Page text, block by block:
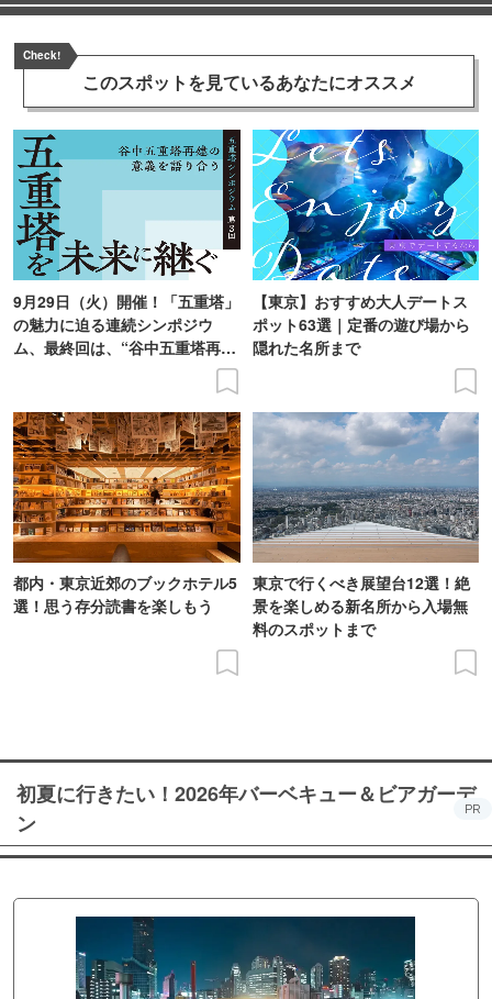
Check!
このスポットを見ているあなたにオススメ
9月29日（火）開催！「五重塔」
の魅力に迫る連続シンポジウ
ム、最終回は、“谷中五重塔再建
【東京】おすすめ大人デートス
ポット63選｜定番の遊び場から
隠れた名所まで
都内・東京近郊のブックホテル5
選！思う存分読書を楽しもう
東京で行くべき展望台12選！絶
景を楽しめる新名所から入場無
料のスポットまで
初夏に行きたい！2026年バーベキュー＆ビアガーデ
ン
PR